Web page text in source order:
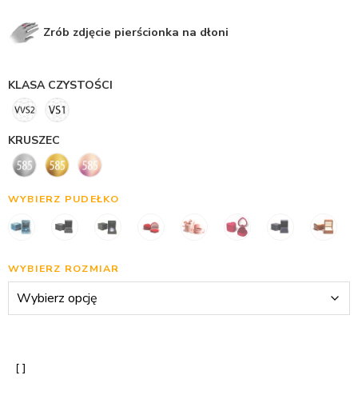
Zrób zdjęcie pierścionka na dłoni
KLASA CZYSTOŚCI
KRUSZEC
WYBIERZ PUDEŁKO
WYBIERZ ROZMIAR